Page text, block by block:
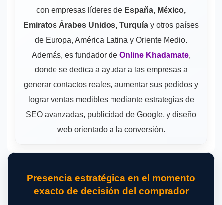
con empresas líderes de España, México,
Emiratos Árabes Unidos, Turquía y otros países
de Europa, América Latina y Oriente Medio.
Además, es fundador de Online Khadamate,
donde se dedica a ayudar a las empresas a
generar contactos reales, aumentar sus pedidos y
lograr ventas medibles mediante estrategias de
SEO avanzadas, publicidad de Google, y diseño
web orientado a la conversión.
Presencia estratégica en el momento
exacto de decisión del comprador